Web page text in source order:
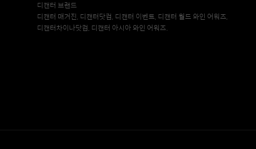
디캔터 브랜드
디캔터 매거진, 디캔터닷컴, 디캔터 이벤트, 디캔터 월드 와인 어워즈,
디캔터차이나닷컴, 디캔터 아시아 와인 어워즈.